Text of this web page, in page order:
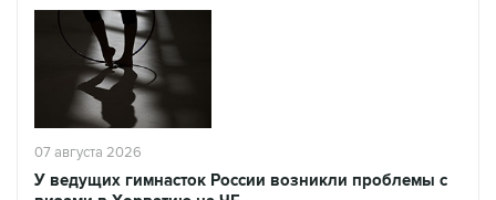
07 августа 2026
У ведущих гимнасток России возникли проблемы с
визами в Хорватию на ЧЕ
Читать подробнее